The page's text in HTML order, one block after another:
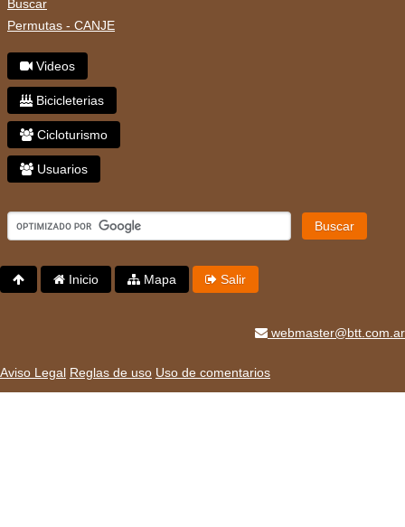
Buscar
Permutas - CANJE
Videos
Bicicleterias
Cicloturismo
Usuarios
Buscar
Inicio Mapa Salir
webmaster@btt.com.ar
Aviso Legal Reglas de uso Uso de comentarios